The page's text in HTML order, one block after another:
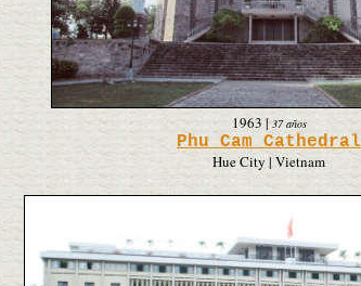
1963 |37 años
Phu Cam Cathedral
Hue City | Vietnam